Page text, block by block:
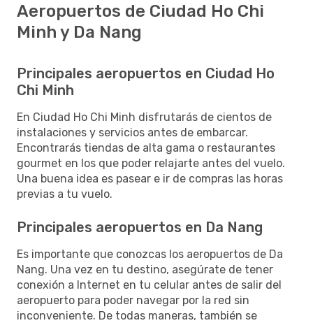
Aeropuertos de Ciudad Ho Chi
Minh y Da Nang
Principales aeropuertos en Ciudad Ho
Chi Minh
En Ciudad Ho Chi Minh disfrutarás de cientos de
instalaciones y servicios antes de embarcar.
Encontrarás tiendas de alta gama o restaurantes
gourmet en los que poder relajarte antes del vuelo.
Una buena idea es pasear e ir de compras las horas
previas a tu vuelo.
Principales aeropuertos en Da Nang
Es importante que conozcas los aeropuertos de Da
Nang. Una vez en tu destino, asegúrate de tener
conexión a Internet en tu celular antes de salir del
aeropuerto para poder navegar por la red sin
inconveniente. De todas maneras, también se